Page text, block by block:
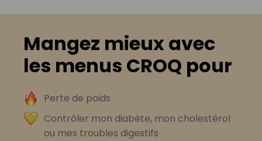
Mangez mieux avec
les menus CROQ pour
Perte de poids
Contrôler mon diabète, mon cholestérol
ou mes troubles digestifs